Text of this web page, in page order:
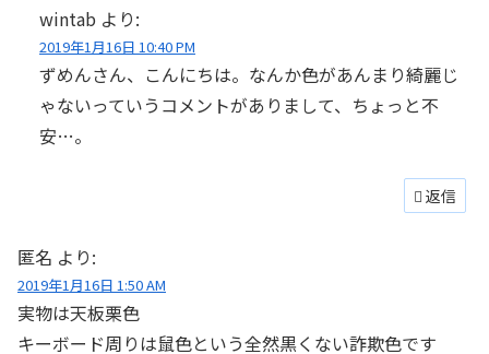
wintab より:
2019年1月16日 10:40 PM
ずめんさん、こんにちは。なんか色があんまり綺麗じ
ゃないっていうコメントがありまして、ちょっと不
安…。
返信
匿名 より:
2019年1月16日 1:50 AM
実物は天板栗色
キーボード周りは鼠色という全然黒くない詐欺色です